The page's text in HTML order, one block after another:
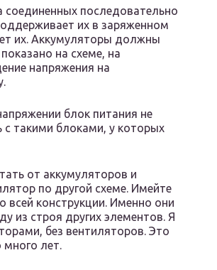
соединенных последовательно
их в заряженном
их. Аккумуляторы должны
на схеме, на
напряжения на
блок питания не
с такими блоками, у которых
от аккумуляторов и
по другой схеме. Имейте
конструкции. Именно они
из строя других элементов. Я
без вентиляторов. Это
много лет.